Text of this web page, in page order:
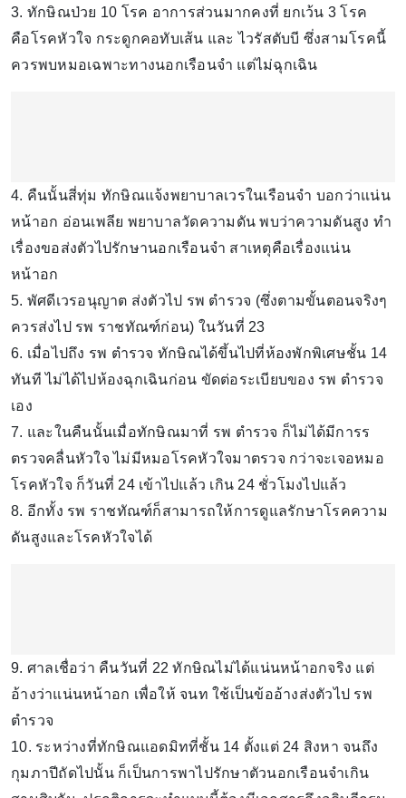
3. ทักษิณป่วย 10 โรค อาการส่วนมากคงที่ ยกเว้น 3 โรค
คือโรคหัวใจ กระดูกคอทับเส้น และ ไวรัสตับบี ซึ่งสามโรคนี้
ควรพบหมอเฉพาะทางนอกเรือนจำ แต่ไม่ฉุกเฉิน
4. คืนนั้นสี่ทุ่ม ทักษิณแจ้งพยาบาลเวรในเรือนจำ บอกว่าแน่น
หน้าอก อ่อนเพลีย พยาบาลวัดความดัน พบว่าความดันสูง ทำ
เรื่องขอส่งตัวไปรักษานอกเรือนจำ สาเหตุคือเรื่องแน่น
หน้าอก
5. พัศดีเวรอนุญาต ส่งตัวไป รพ ตำรวจ (ซึ่งตามขั้นตอนจริงๆ
ควรส่งไป รพ ราชทัณฑ์ก่อน) ในวันที่ 23
6. เมื่อไปถึง รพ ตำรวจ ทักษิณได้ขึ้นไปที่ห้องพักพิเศษชั้น 14
ทันที ไม่ได้ไปห้องฉุกเฉินก่อน ขัดต่อระเบียบของ รพ ตำรวจ
เอง
7. และในคืนนั้นเมื่อทักษิณมาที่ รพ ตำรวจ ก็ไม่ได้มีการร
ตรวจคลื่นหัวใจ ไม่มีหมอโรคหัวใจมาตรวจ กว่าจะเจอหมอ
โรคหัวใจ ก็วันที่ 24 เข้าไปแล้ว เกิน 24 ชั่วโมงไปแล้ว
8. อีกทั้ง รพ ราชทัณฑ์ก็สามารถให้การดูแลรักษาโรคความ
ดันสูงและโรคหัวใจได้
9. ศาลเชื่อว่า คืนวันที่ 22 ทักษิณไม่ได้แน่นหน้าอกจริง แต่
อ้างว่าแน่นหน้าอก เพื่อให้ จนท ใช้เป็นข้ออ้างส่งตัวไป รพ
ตำรวจ
10. ระหว่างที่ทักษิณแอดมิทที่ชั้น 14 ตั้งแต่ 24 สิงหา จนถึง
กุมภาปีถัดไปนั้น ก็เป็นการพาไปรักษาตัวนอกเรือนจำเกิน